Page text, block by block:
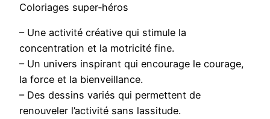
Coloriages super‑héros
– Une activité créative qui stimule la
concentration et la motricité fine.
– Un univers inspirant qui encourage le courage,
la force et la bienveillance.
– Des dessins variés qui permettent de
renouveler l’activité sans lassitude.